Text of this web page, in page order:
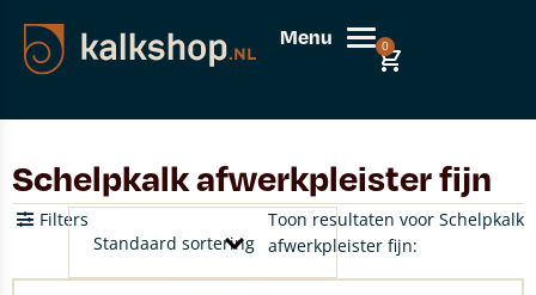
Menu 0
Schelpkalk afwerkpleister fijn
Toon resultaten voor Schelpkalk
afwerkpleister fijn:
Filters